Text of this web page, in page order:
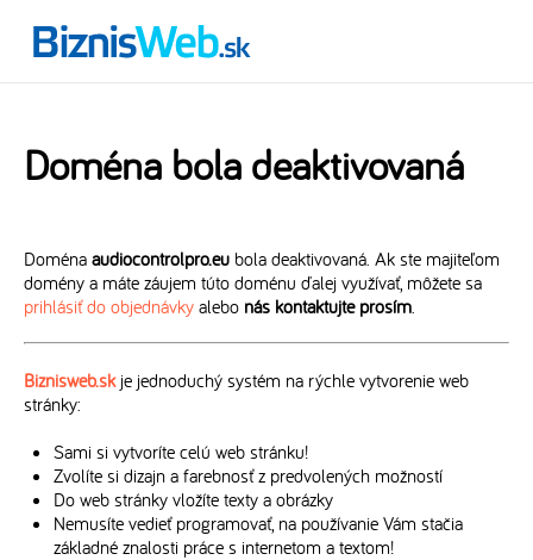
Doména bola deaktivovaná
Doména audiocontrolpro.eu bola deaktivovaná. Ak ste majiteľom
domény a máte záujem túto doménu ďalej využívať, môžete sa
prihlásiť do objednávky alebo nás kontaktujte prosím.
Biznisweb.skje jednoduchý systém na rýchle vytvorenie web
stránky:
Sami si vytvoríte celú web stránku!
Zvolíte si dizajn a farebnosť z predvolených možností
Do web stránky vložíte texty a obrázky
Nemusíte vedieť programovať, na používanie Vám stačia
základné znalosti práce s internetom a textom!